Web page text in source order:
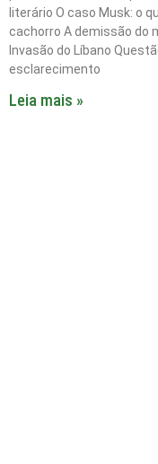
literário O caso Musk: o
cachorro A demissão do
Invasão do Líbano
esclarecimento
Leia mais »